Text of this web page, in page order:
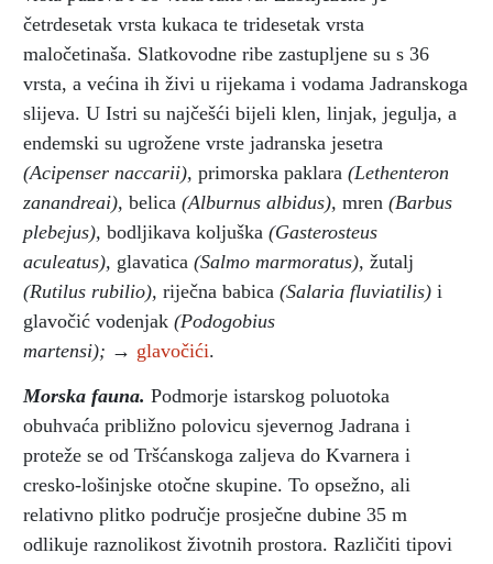
četrdesetak vrsta kukaca te tridesetak vrsta
maločetinaša. Slatkovodne ribe zastupljene su s 36
vrsta, a većina ih živi u rijekama i vodama Jadranskoga
slijeva. U Istri su najčešći bijeli klen, linjak, jegulja, a
endemski su ugrožene vrste jadranska jesetra
(Acipenser naccarii), primorska paklara (Lethenteron
zanandreai), belica (Alburnus albidus), mren (Barbus
plebejus), bodljikava koljuška (Gasterosteus
aculeatus), glavatica (Salmo marmoratus), žutalj
(Rutilus rubilio), riječna babica (Salaria fluviatilis) i
glavočić vodenjak (Podogobius
martensi); → glavočići.
Morska fauna. Podmorje istarskog poluotoka
obuhvaća približno polovicu sjevernog Jadrana i
proteže se od Tršćanskoga zaljeva do Kvarnera i
cresko-lošinjske otočne skupine. To opsežno, ali
relativno plitko područje prosječne dubine 35 m
odlikuje raznolikost životnih prostora. Različiti tipovi